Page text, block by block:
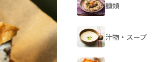
麺類
汁物・スープ